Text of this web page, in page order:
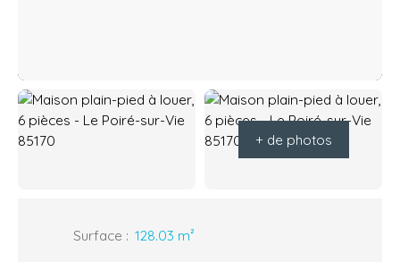
+ de photos
Surface : 128.03 m²